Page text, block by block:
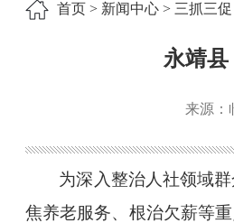
首页 > 新闻中心 > 三抓三促
永靖
来源：
为深入整治人社领域
焦养老服务、根治欠薪等